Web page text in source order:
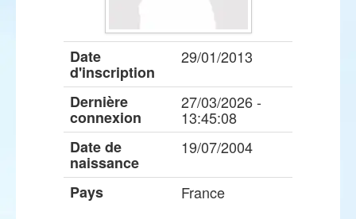
Date
d'inscription
29/01/2013
Dernière
connexion
27/03/2026 -
13:45:08
Date de
naissance
19/07/2004
Pays France